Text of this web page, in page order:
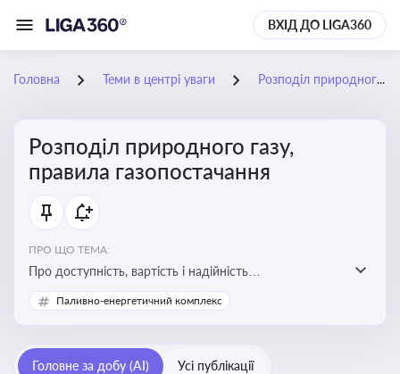
ВХІД ДО LIGA360
Головна Теми в центрі уваги Розподіл природного газу, правила газопостачання
Розподіл природного газу,
правила газопостачання
ПРО ЩО ТЕМА:
Про доступність, вартість і надійність
енергопостачання для бізнесу та вплив на економічну
стабільність
Паливно-енергетичний комплекс
Головне за добу (AI) Усі публікації